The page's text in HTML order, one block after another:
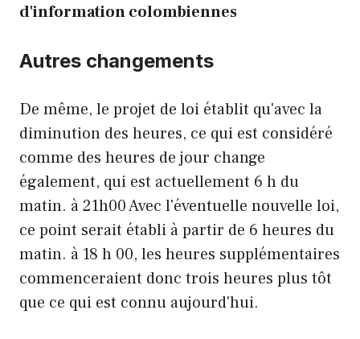
d'information colombiennes
Autres changements
De même, le projet de loi établit qu'avec la
diminution des heures, ce qui est considéré
comme des heures de jour change
également, qui est actuellement 6 h du
matin. à 21h00 Avec l'éventuelle nouvelle loi,
ce point serait établi à partir de 6 heures du
matin. à 18 h 00, les heures supplémentaires
commenceraient donc trois heures plus tôt
que ce qui est connu aujourd'hui.